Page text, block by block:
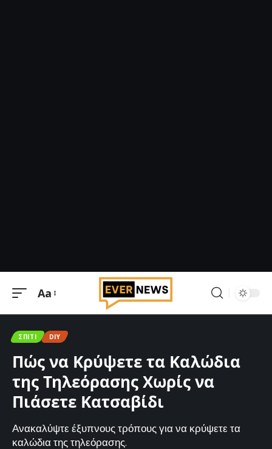
Μεγέθυνση
Aa
ΣΠΊΤΙ DIY
Πώς να Κρύψετε τα Καλώδια
της Τηλεόρασης Χωρίς να
Πιάσετε Κατσαβίδι
Ανακαλύψτε έξυπνους τρόπους για να κρύψετε τα
καλώδια της τηλεόρασης.